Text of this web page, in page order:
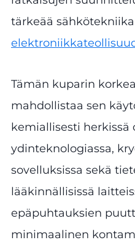
tärkeää
Tämän kuparin
mahdollistaa sen
kemiallisesti herkissä
ydinteknologiassa,
sovelluksissa sekä
lääkinnällisissä
epäpuhtauksien
minimaalinen